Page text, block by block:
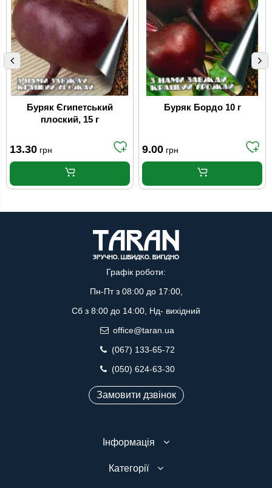
Буряк Єгипетський
плоский, 15 г
13.30 грн
Буряк Бордо 10 г
9.00 грн
Графік роботи:
Пн-Пт з 08:00 до 17:00,
Сб з 8:00 до 14:00, Нд- вихідний
office@taran.ua
(067) 133-65-72
(050) 624-63-30
Замовити дзвінок
Інформація
Категорії